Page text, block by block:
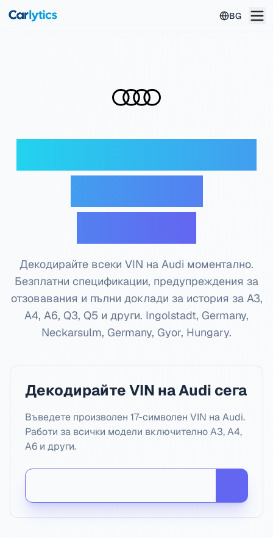
BG
Декодирайте всеки VIN на Audi моментално.
Безплатни спецификации, предупреждения за
отзовавания и пълни доклади за история за A3,
A4, A6, Q3, Q5 и други. Ingolstadt, Germany,
Neckarsulm, Germany, Gyor, Hungary.
Декодирайте VIN на Audi сега
Въведете произволен 17-символен VIN на Audi.
Работи за всички модели включително A3, A4,
A6 и други.